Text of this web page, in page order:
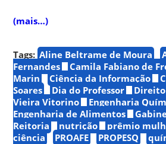
(mais…)
Tags: Aline Beltrame de Moura
Fernandes
Camila Fabiano de
Marin
Ciência da Informação
Soares
Dia do Professor Direito
Vieira Vitorino
Engenharia
Engenharia de Alimentos
Reitoria
nutrição
prêmio
ciência
PROAFE PROPESQ